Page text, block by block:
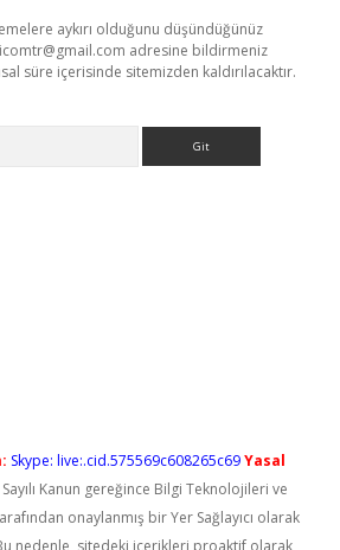
aykırı olduğunu düşündüğünüz
adresine bildirmeniz
süre içerisinde sitemizden kaldırılacaktır.
Skype: live:.cid.575569c608265c69Yasal
Kanun gereğince Bilgi Teknolojileri ve
onaylanmış bir Yer Sağlayıcı olarak
nedenle, sitedeki içerikleri proaktif olarak